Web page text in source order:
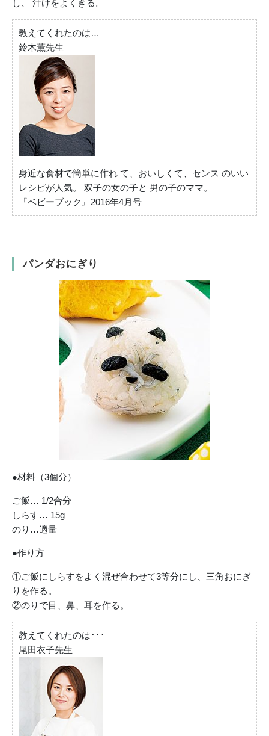
し、 汁けをよくきる。
教えてくれたのは…
鈴木薫先生
身近な食材で簡単に作れ て、おいしくて、センス のいい
レシピが人気。 双子の女の子と 男の子のママ。
『ベビーブック』2016年4月号
パンダおにぎり
●材料（3個分）
ご飯… 1/2合分
しらす… 15g
のり…適量
●作り方
①ご飯にしらすをよく混ぜ合わせて3等分にし、三角おにぎ
りを作る。
②のりで目、鼻、耳を作る。
教えてくれたのは･･･
尾田衣子先生